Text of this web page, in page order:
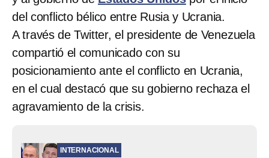
del conflicto bélico entre Rusia y Ucrania.
A través de Twitter, el presidente de Venezuela
compartió el comunicado con su
posicionamiento ante el conflicto en Ucrania,
en el cual destacó que su gobierno rechaza el
agravamiento de la crisis.
INTERNACIONAL